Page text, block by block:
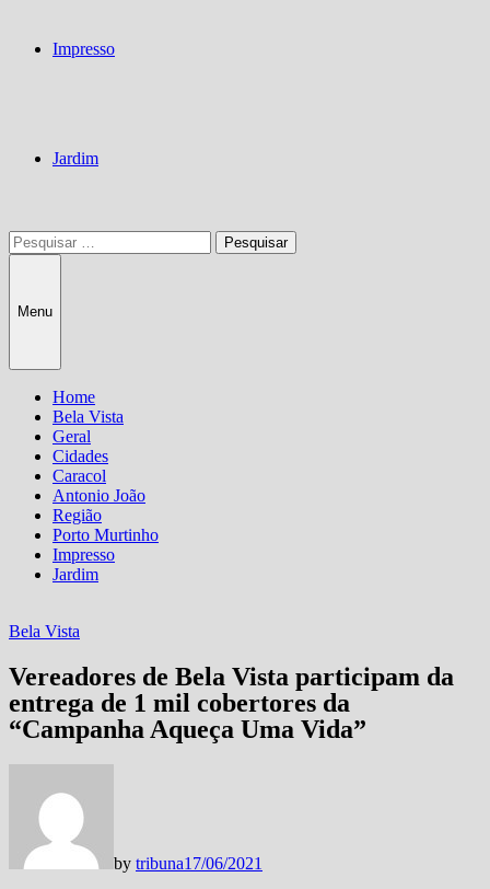
Impresso
Jardim
Pesquisar
por:
Menu
Home
Bela Vista
Geral
Cidades
Caracol
Antonio João
Região
Porto Murtinho
Impresso
Jardim
Bela Vista
Vereadores de Bela Vista participam da
entrega de 1 mil cobertores da
“Campanha Aqueça Uma Vida”
by tribuna17/06/2021